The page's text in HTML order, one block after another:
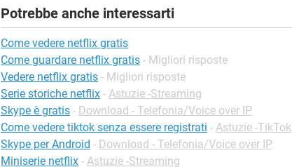
Potrebbe anche interessarti
Come vedere netflix gratis
Come guardare netflix gratis - Migliori risposte
Vedere netflix gratis - Migliori risposte
Serie storiche netflix - Astuzie -Streaming
Skype è gratis - Download - Telefonia/Voice over IP
Come vedere tiktok senza essere registrati - Astuzie -TikTok
Skype per Android - Download - Telefonia/Voice over IP
Miniserie netflix - Astuzie -Streaming